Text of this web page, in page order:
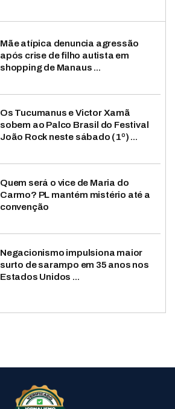
Mãe atípica denuncia agressão
após crise de filho autista em
shopping de Manaus ...
Os Tucumanus e Victor Xamã
sobem ao Palco Brasil do Festival
João Rock neste sábado (1º) ...
Quem será o vice de Maria do
Carmo? PL mantém mistério até a
convenção
Negacionismo impulsiona maior
surto de sarampo em 35 anos nos
Estados Unidos ...